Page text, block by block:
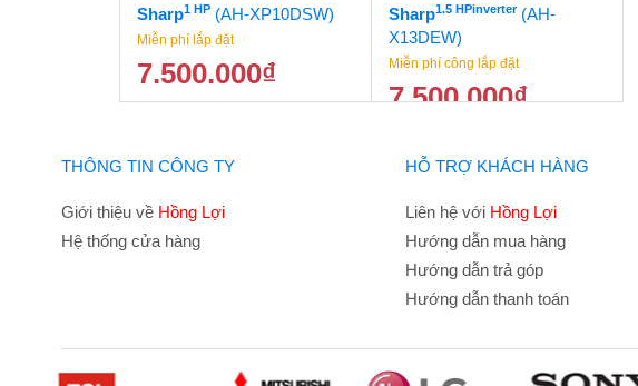
Sharp1 HP (AH-XP10DSW)
Miễn phí lắp đặt
7.500.000₫
Sharp1.5 HPinverter (AH-
X13DEW)
Miễn phí công lắp đặt
7.500.000₫
THÔNG TIN CÔNG TY
Giới thiệu về Hồng Lợi
Hệ thống cửa hàng
HỖ TRỢ KHÁCH HÀNG
Liên hệ với Hồng Lợi
Hướng dẫn mua hàng
Hướng dẫn trả góp
Hướng dẫn thanh toán